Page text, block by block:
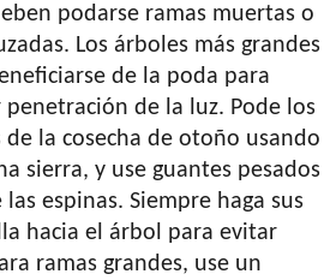
podarse ramas muertas o
Los árboles más grandes
de la poda para
de la luz. Pode los
de la cosecha de otoño usando
sierra, y use guantes pesados
espinas. Siempre haga sus
hacia el árbol para evitar
ramas grandes, use un